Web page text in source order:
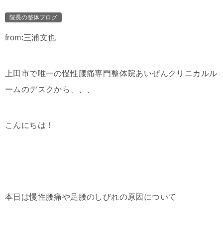
院長の整体ブログ
from:三浦文也
上田市で唯一の慢性腰痛専門整体院あいぜんクリニカルル
ームのデスクから、、、
こんにちは！
本日は慢性腰痛や足腰のしびれの原因について